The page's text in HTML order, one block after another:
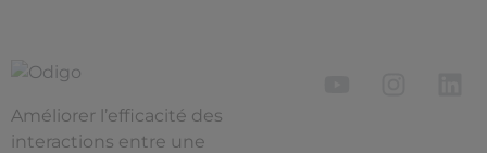
Améliorer l’efficacité des
interactions entre une